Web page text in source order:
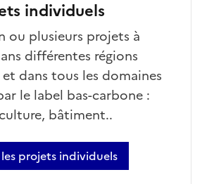
individuels
ou plusieurs projets à
différentes régions
dans tous les domaines
le label bas-carbone :
bâtiment..
projets individuels